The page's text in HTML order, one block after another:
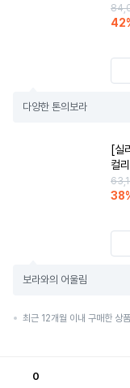
42
다양한 톤의보라
[실
컬
38
보라와의 어울림
최근 12개월 이내 구매한 상
0